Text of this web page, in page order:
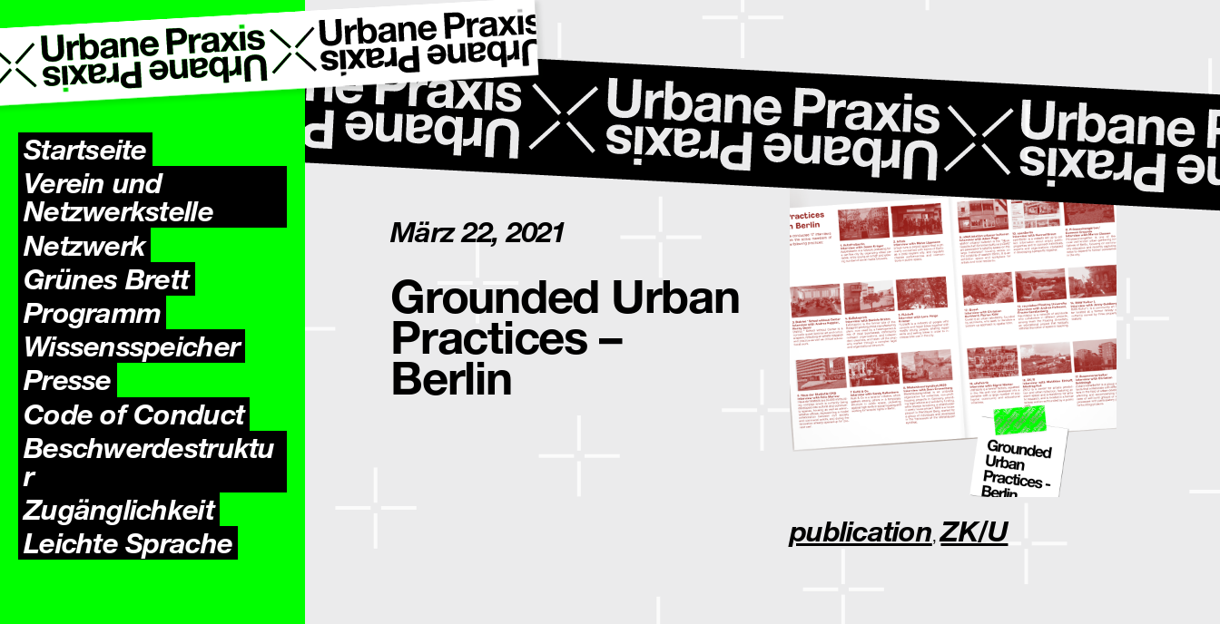
Startseite
Verein und
Netzwerkstelle
Netzwerk
Grünes Brett
Programm
Wissens­speicher
Presse
Code of Conduct
Beschwerdestruktu
r
Zugäng­lichkeit
Leichte Sprache
März 22, 2021
Grounded Urban
Practices –
Berlin
publication,ZK/U